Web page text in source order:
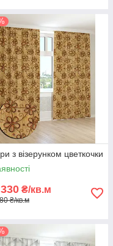
з візерунком цветкочки
330 ₴/кв.м
₴/кв.м